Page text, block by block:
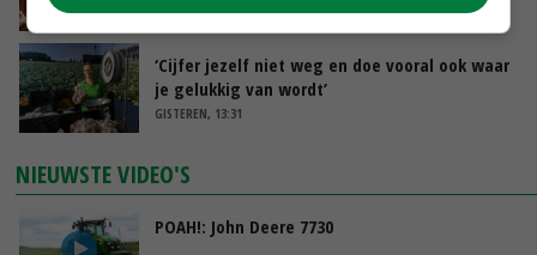
GISTEREN, 15:20
‘Cijfer jezelf niet weg en doe vooral ook waar
je gelukkig van wordt’
GISTEREN, 13:31
NIEUWSTE VIDEO'S
POAH!: John Deere 7730